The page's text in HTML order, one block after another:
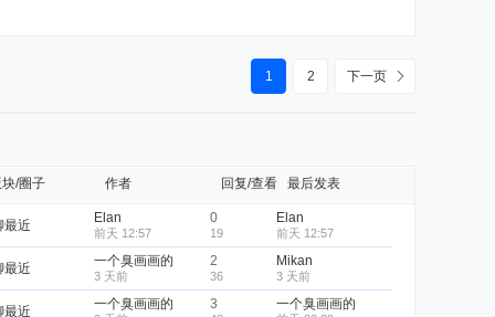
1 2 下一页
块/圈子 作者 回复/查看 最后发表
最近 Elan
前天 12:57
0
19
Elan
前天 12:57
最近 一个臭画画的
3 天前
2
36
Mikan
3 天前
最近 一个臭画画的 3 一个臭画画的